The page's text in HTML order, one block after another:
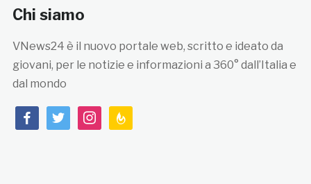
Chi siamo
VNews24 è il nuovo portale web, scritto e ideato da
giovani, per le notizie e informazioni a 360° dall’Italia e
dal mondo
facebooktwitterinstagramfeedburner